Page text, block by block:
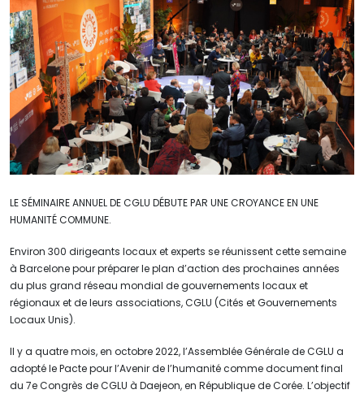
LE SÉMINAIRE ANNUEL DE CGLU DÉBUTE PAR UNE CROYANCE EN UNE
HUMANITÉ COMMUNE.
Environ 300 dirigeants locaux et experts se réunissent cette semaine
à Barcelone pour préparer le plan d’action des prochaines années
du plus grand réseau mondial de gouvernements locaux et
régionaux et de leurs associations, CGLU (Cités et Gouvernements
Locaux Unis).
Il y a quatre mois, en octobre 2022, l’Assemblée Générale de CGLU a
adopté le Pacte pour l’Avenir de l’humanité comme document final
du 7e Congrès de CGLU à Daejeon, en République de Corée. L’objectif